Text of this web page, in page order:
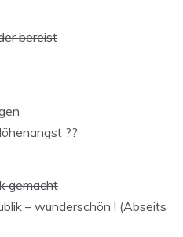
bereist
??
gemacht
– wunderschön ! (Abseits